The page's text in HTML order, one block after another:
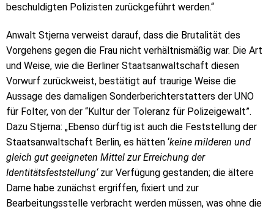
beschuldigten Polizisten zurückgeführt werden.“
Anwalt Stjerna verweist darauf, dass die Brutalität des
Vorgehens gegen die Frau nicht verhältnismäßig war. Die Art
und Weise, wie die Berliner Staatsanwaltschaft diesen
Vorwurf zurückweist, bestätigt auf traurige Weise die
Aussage des damaligen Sonderberichterstatters der UNO
für Folter, von der “Kultur der Toleranz für Polizeigewalt”.
Dazu Stjerna: „Ebenso dürftig ist auch die Feststellung der
Staatsanwaltschaft Berlin, es hätten ‘keine milderen und
gleich gut geeigneten Mittel zur Erreichung der
Identitätsfeststellung‘zur Verfügung gestanden; die ältere
Dame habe zunächst ergriffen, fixiert und zur
Bearbeitungsstelle verbracht werden müssen, was ohne die